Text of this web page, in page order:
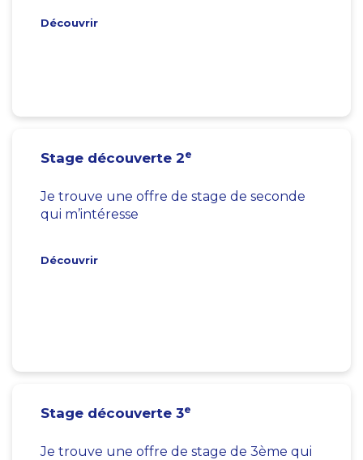
Découvrir
Stage découverte 2e
Je trouve une offre de stage de seconde
qui m’intéresse
Découvrir
Stage découverte 3e
Je trouve une offre de stage de 3ème qui